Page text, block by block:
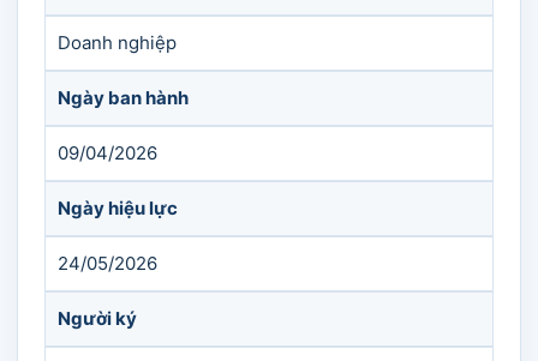
Doanh nghiệp
Ngày ban hành
09/04/2026
Ngày hiệu lực
24/05/2026
Người ký